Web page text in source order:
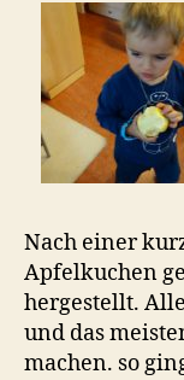
Nach einer
Apfelkuchen
hergestellt.
und das
machen. so